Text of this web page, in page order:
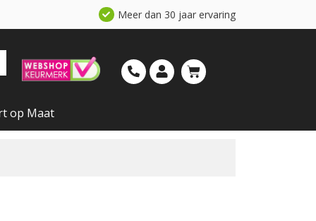
Meer dan 30 jaar ervaring
op Maat